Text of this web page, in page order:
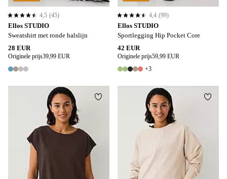
Ellos STUDIO
Sweatshirt met ronde halslijn
28 EUR
Originele prijs39,99 EUR
4 kleuren
4,5 op basis van 45 beoordelingen
4,5 (45)
Ellos STUDIO
Sportlegging Hip Pocket Core
42 EUR
Originele prijs59,99 EUR
8 kleuren
+3
4,4 op basis van 99 beoordelingen
4,4 (99)
Toevoegen aan favorieten